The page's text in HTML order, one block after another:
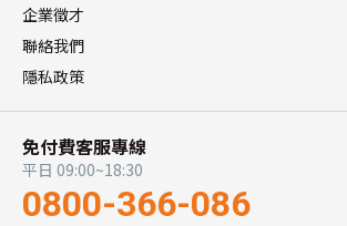
企業徵才
聯絡我們
隱私政策
免付費客服專線
平日 09:00~18:30
0800-366-086